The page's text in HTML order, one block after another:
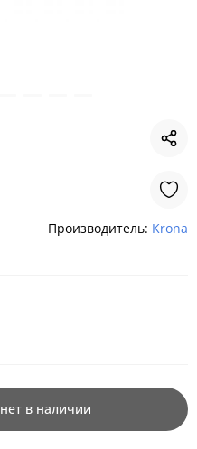
Производитель: Krona
нет в наличии